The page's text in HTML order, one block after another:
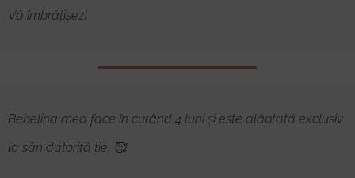
Vă îmbrățișez!
Bebelina mea face în curând 4 luni și este alăptată exclusiv
la sân datorită ție. 🥰